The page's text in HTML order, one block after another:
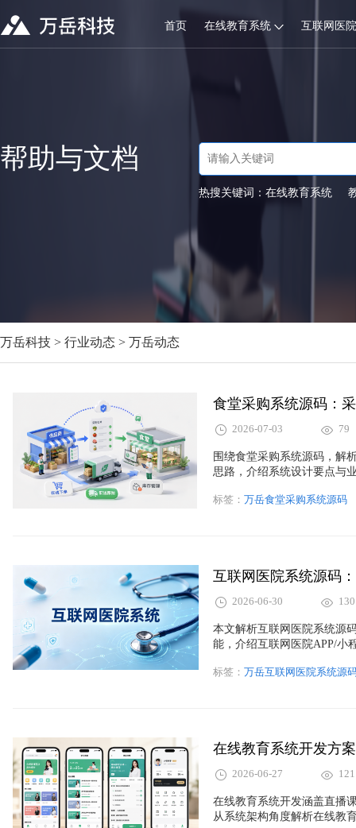
首页 在线教育系统 互联网医
帮助与文档
热搜关键词： 在线教育系统
万岳科技 > 行业动态 > 万岳动态
食堂采购系统源码：
2026-07-03 79
围绕食堂采购系统源码，解
思路，介绍系统设计要点与
标签： 万岳食堂采购系统源码
互联网医院系统源码
2026-06-30 130
本文解析互联网医院系统源
能，介绍互联网医院APP/小
标签： 万岳互联网医院系统源
2026-06-27 121
在线教育系统开发涵盖直播
从系统架构角度解析在线教